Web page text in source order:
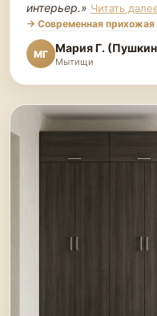
интерьер.» Читать
→ Современная
МГ Мария Г.
Мытищи